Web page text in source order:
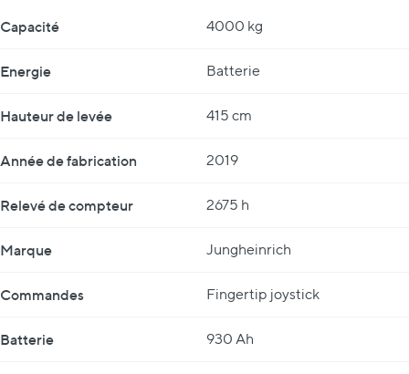
Capacité 4000 kg
Energie Batterie
Hauteur de levée 415 cm
Année de fabrication 2019
Relevé de compteur 2675 h
Marque Jungheinrich
Commandes Fingertip joystick
Batterie 930 Ah